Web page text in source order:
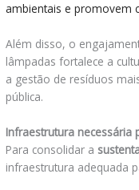
ambientais e promovem
Além disso, o
lâmpadas fortalece a
a gestão de resíduos
pública.
Infraestrutura necessária
Para consolidar a
infraestrutura adequada